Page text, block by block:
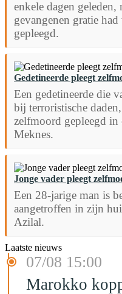
enkele dagen geleden,
gevangenen gratie
gepleegd.
Gedetineerde pleegt
Een gedetineerde die
bij terroristische
zelfmoord gepleegd
Meknes.
Jonge vader pleegt
Een 28-jarige man is
aangetroffen in zijn
Azilal.
Laatste nieuws
07/08 15:00
Marokko